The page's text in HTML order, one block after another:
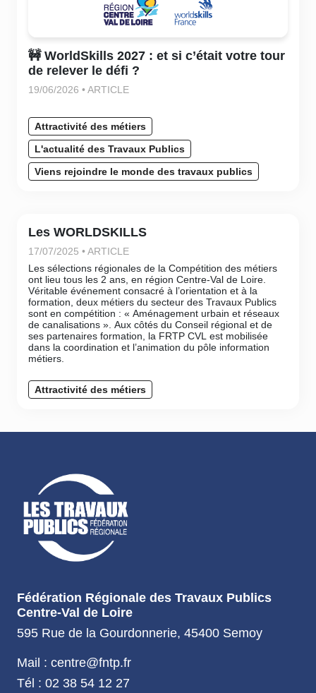
🚧 WorldSkills 2027 : et si c’était votre tour
de relever le défi ?
19/06/2026 • ARTICLE
Attractivité des métiers
L'actualité des Travaux Publics
Viens rejoindre le monde des travaux publics
Les WORLDSKILLS
17/07/2025 • ARTICLE
Les sélections régionales de la Compétition des métiers
ont lieu tous les 2 ans, en région Centre-Val de Loire.
Véritable événement consacré à l’orientation et à la
formation, deux métiers du secteur des Travaux Publics
sont en compétition : « Aménagement urbain et réseaux
de canalisations ». Aux côtés du Conseil régional et de
ses partenaires formation, la FRTP CVL est mobilisée
dans la coordination et l’animation du pôle information
métiers.
Attractivité des métiers
Fédération Régionale des Travaux Publics
Centre-Val de Loire
595 Rue de la Gourdonnerie, 45400 Semoy
Mail : centre@fntp.fr
Tél : 02 38 54 12 27